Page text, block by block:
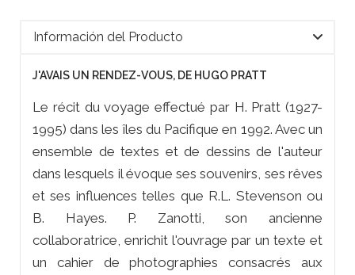
Información del Producto
J'AVAIS UN RENDEZ-VOUS, DE HUGO PRATT
Le récit du voyage effectué par H. Pratt (1927-
1995) dans les îles du Pacifique en 1992. Avec un
ensemble de textes et de dessins de l'auteur
dans lesquels il évoque ses souvenirs, ses rêves
et ses influences telles que R.L. Stevenson ou
B. Hayes. P. Zanotti, son ancienne
collaboratrice, enrichit l'ouvrage par un texte et
un cahier de photographies consacrés aux